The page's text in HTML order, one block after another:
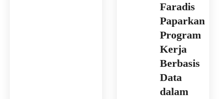
Faradis
Paparkan
Program
Kerja
Berbasis
Data
dalam